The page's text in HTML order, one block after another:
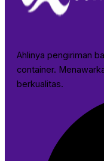
Ahlinya pengiriman
container.
berkualitas.